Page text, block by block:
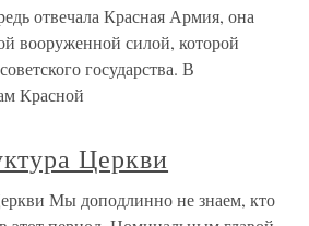
отвечала Красная Армия, она
вооруженной силой, которой
государства. В
Красной
Церкви
Мы доподлинно не знаем, кто